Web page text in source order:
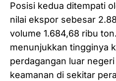
Posisi kedua ditempati
nilai ekspor sebesar
volume 1.684,68 ribu
menunjukkan tingginya
perdagangan luar
keamanan di sekitar